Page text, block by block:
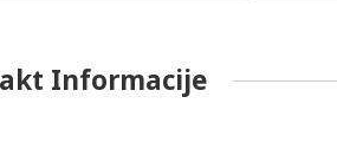
Informacije